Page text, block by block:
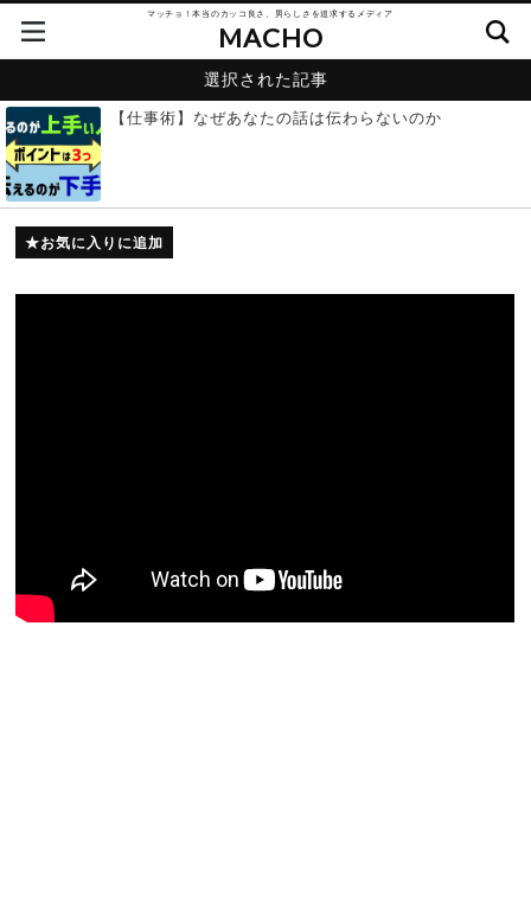
マッチョ！本当のカッコ良さ、男らしさを追求するメディア
MACHO
選択された記事
【仕事術】なぜあなたの話は伝わらないのか
お気に入りに追加